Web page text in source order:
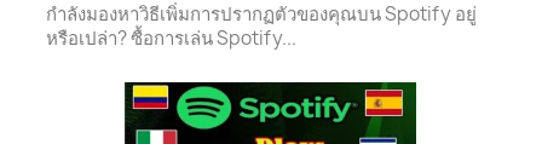
กำลังมองหาวิธีเพิ่มการปรากฏตัวของคุณบน Spotify อยู่
หรือเปล่า? ซื้อการเล่น Spotify...